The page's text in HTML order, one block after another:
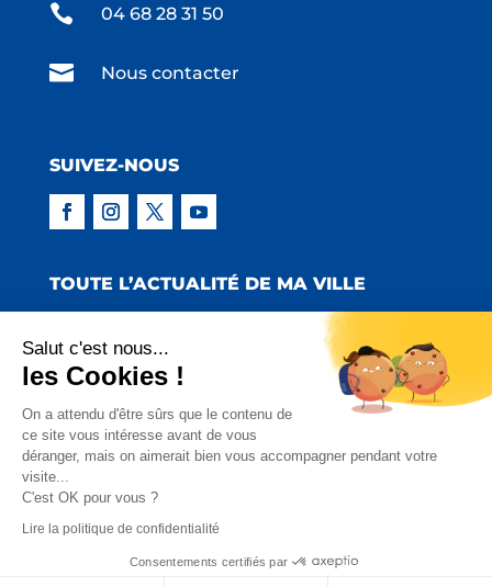
 04 68 28 31 50
 Nous contacter
SUIVEZ-NOUS
TOUTE L’ACTUALITÉ DE MA VILLE
Copyright © 2022 Mairie de Claira | Réalisation
:Emmaluc Communication
Mentions Légales
Charte Facebook
Salut c'est nous...
les Cookies !
On a attendu d'être sûrs que le contenu de
ce site vous intéresse avant de vous
déranger, mais on aimerait bien vous accompagner pendant votre
visite...
C'est OK pour vous ?
Lire la politique de confidentialité
Consentements certifiés par